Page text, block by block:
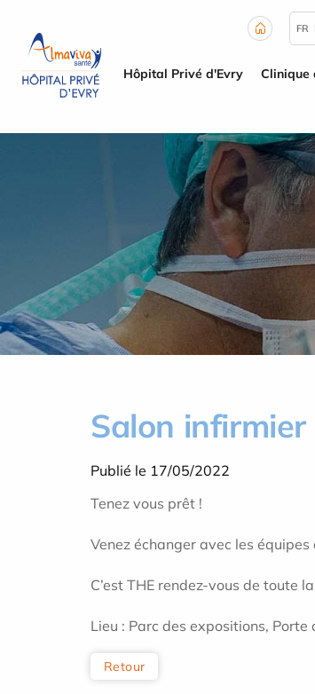
FR
Hôpital Privé d'Evry Clinique
Salon infirmier
Publié le 17/05/2022
Tenez vous prêt !
Venez échanger avec les équipes
C’est THE rendez-vous de toute
Lieu : Parc des expositions,
Retour